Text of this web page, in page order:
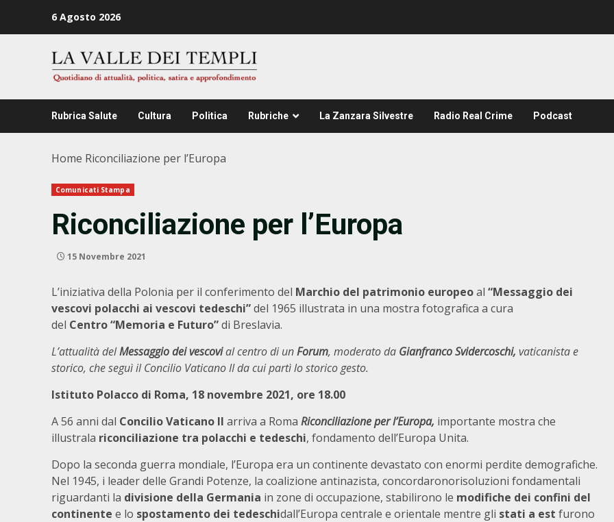
6 Agosto 2026
Rubrica Salute Cultura Politica Rubriche La Zanzara Silvestre Radio Real Crime Podcast
Home Riconciliazione per l’Europa
Comunicati Stampa
Riconciliazione per l’Europa
15 Novembre 2021
L’iniziativa della Polonia per il conferimento del Marchio del patrimonio europeoal “Messaggio dei
vescovi polacchi ai vescovi tedeschi”del 1965 illustrata in una mostra fotografica a cura
del Centro“Memoria e Futuro”di Breslavia.
L’attualità delMessaggio dei vescovial centro di unForum, moderato da Gianfranco Svidercoschi, vaticanista e
storico, cheseguìil Concilio Vaticano II da cui partì lo storico gesto.
Istituto Polacco di Roma, 18 novembre 2021, ore 18.00
A 56 anni dal Concilio Vaticano II arriva a Roma Riconciliazione per l’Europa, importante mostra che
illustrala riconciliazione tra polacchi e tedeschi, fondamento dell’Europa Unita.
Dopo la seconda guerra mondiale, l’Europa era un continente devastato con enormi perdite demografiche.
Nel 1945, i leader delle Grandi Potenze, la coalizione antinazista, concordaronorisoluzioni fondamentali
riguardanti la divisione della Germania in zone di occupazione, stabilirono le modifiche dei confini del
continente e lo spostamento dei tedeschidall’Europa centrale e orientale mentre gli stati a est furono